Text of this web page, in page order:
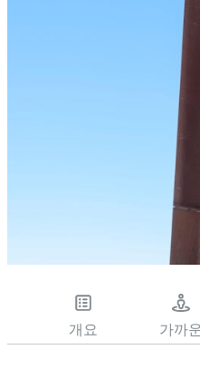
개요 가까